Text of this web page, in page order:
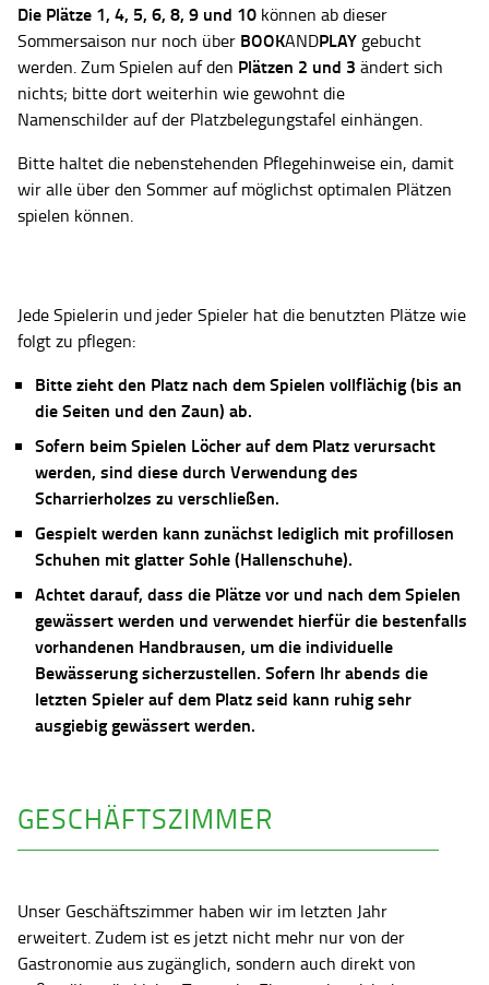
Die Plätze 1, 4, 5, 6, 8, 9 und 10 können ab dieser
Sommersaison nur noch über BOOKANDPLAY gebucht
werden. Zum Spielen auf den Plätzen 2 und 3 ändert sich
nichts; bitte dort weiterhin wie gewohnt die
Namenschilder auf der Platzbelegungstafel einhängen.
Bitte haltet die nebenstehenden Pflegehinweise ein, damit
wir alle über den Sommer auf möglichst optimalen Plätzen
spielen können.
Jede Spielerin und jeder Spieler hat die benutzten Plätze wie
folgt zu pflegen:
Bitte zieht den Platz nach dem Spielen vollflächig (bis an
die Seiten und den Zaun) ab.
Sofern beim Spielen Löcher auf dem Platz verursacht
werden, sind diese durch Verwendung des
Scharrierholzes zu verschließen.
Gespielt werden kann zunächst lediglich mit profillosen
Schuhen mit glatter Sohle (Hallenschuhe).
Achtet darauf, dass die Plätze vor und nach dem Spielen
gewässert werden und verwendet hierfür die bestenfalls
vorhandenen Handbrausen, um die individuelle
Bewässerung sicherzustellen. Sofern Ihr abends die
letzten Spieler auf dem Platz seid kann ruhig sehr
ausgiebig gewässert werden.
GESCHÄFTSZIMMER
Unser Geschäftszimmer haben wir im letzten Jahr
erweitert. Zudem ist es jetzt nicht mehr nur von der
Gastronomie aus zugänglich, sondern auch direkt von